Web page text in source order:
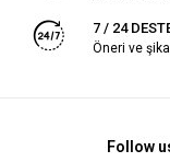
7 / 24
Öneri ve
Follow